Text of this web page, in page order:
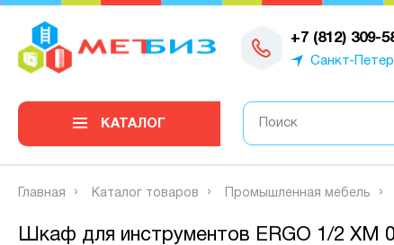
+7 (812) 309-
Санкт-
0
КАТАЛОГ
Главная Каталог товаров Промышленная мебель
Шкаф для инструментов ERGO 1/2 XM